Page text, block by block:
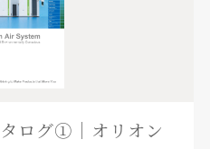
ログ①｜オリオン